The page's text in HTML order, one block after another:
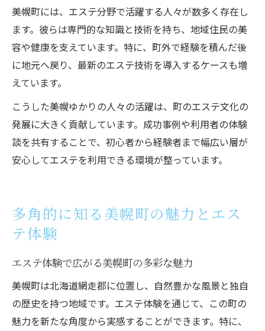
美幌町には、エステ分野で活躍する人々が数多く存在し
ます。彼らは専門的な知識と技術を持ち、地域住民の美
容や健康を支えています。特に、町外で経験を積んだ後
に地元へ戻り、最新のエステ技術を導入するケースも増
えています。
こうした美幌ゆかりの人々の活躍は、町のエステ文化の
発展に大きく貢献しています。成功事例や利用者の体験
談を共有することで、初心者から経験者まで幅広い層が
安心してエステを利用できる環境が整っています。
多角的に知る美幌町の魅力とエス
テ体験
エステ体験で広がる美幌町の多彩な魅力
美幌町は北海道網走郡に位置し、自然豊かな風景と独自
の歴史を持つ地域です。エステ体験を通じて、この町の
魅力を新たな角度から実感することができます。特に、